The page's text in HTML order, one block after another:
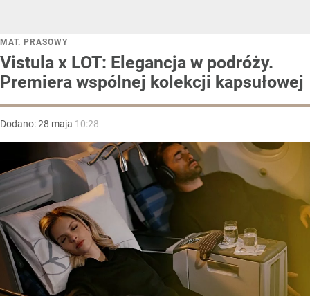
MAT. PRASOWY
Vistula x LOT: Elegancja w podróży.
Premiera wspólnej kolekcji kapsułowej
Dodano:28 maja 10:28